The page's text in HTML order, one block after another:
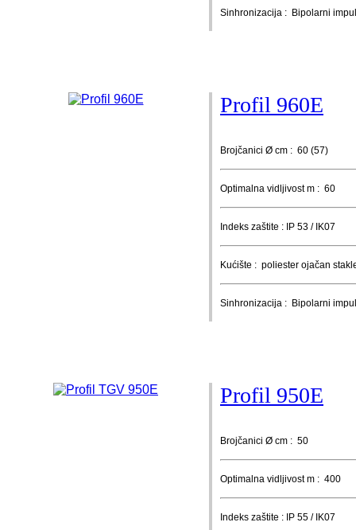
Sinhronizacija : Bipolarni
Profil 960E
Brojčanici Ø cm : 60 (57)
Optimalna vidljivost m : 60
Indeks zaštite : IP 53 / IK07
Kućište : poliester ojačan
Sinhronizacija : Bipolarni
Profil 950E
Brojčanici Ø cm : 50
Optimalna vidljivost m : 400
Indeks zaštite : IP 55 / IK07